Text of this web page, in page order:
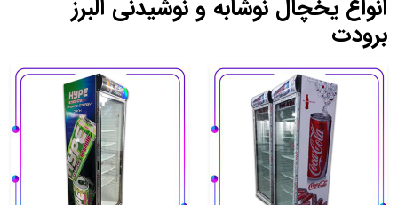
انواع یخچال نوشابه و نوشیدنی البرز
برودت